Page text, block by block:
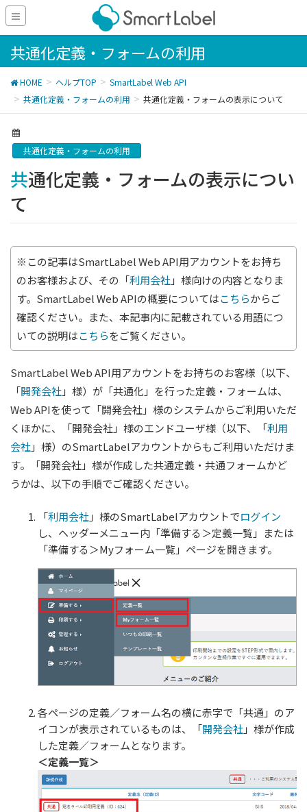
共通化定義・フォームの利用
HOME ヘルプTOP
SmartLabel Web API
共通化定義・フォームの利用
共通化定義・フォームの表示について
共通化定義・フォームの利用
共通化定義・フォームの表示につい
て
※この記事はSmartLabel Web API用アカウントをお持ち
のお客様および、その「利用会社」様向けの内容となりま
す。SmartLabel Web APIの概要についてはこちらからご
確認ください。また、本記事内に記載されている用語につ
いての説明はこちらをご覧ください。
SmartLabel Web API用アカウントをお持ちのお客様（以下、
「開発会社」様）が「共通化」を行った定義・フォームは、
Web APIを使って「開発会社」様のシステムからご利用いただ
くほかに、「開発会社」様のエンドユーザ様（以下、「利用
会社」様）のSmartLabelアカウントからもご利用いただけま
す。「開発会社」様が作成した共通定義・共通フォームかど
うかは、以下の手順でご確認ください。
「利用会社」様のSmartLabelアカウントでログイン
し、ヘッダーメニュー内「準備する＞定義一覧」または
「準備する＞Myフォーム一覧」ページを開きます。
各ページの定義／フォーム名の横に赤字で「共通」のア
イコンが表示されているものは、「開発会社」様が作成
した定義／フォームとなります。
＜定義一覧＞